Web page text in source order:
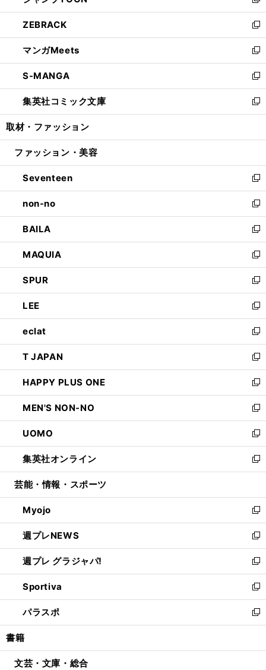
開
く
ウ
で
開
く
ン
ド
ウ
で
開
く
ウ
ィ
ン
ド
ウ
で
開
く
し
い
ウ
ィ
ン
ド
ウ
で
開
ZEBRACK
新
し
い
ウ
ィ
ン
ド
ウ
開
マンガMeets
新
し
い
ウ
ィ
ン
ウ
開
く
S-MANGA
新
し
い
ウ
ン
ウ
で
開
く
集英社コミック文庫
新
し
ウ
ン
ド
ウ
で
開
く
取材・ファッション
ファッション・美容
Seventeen
新
し
い
ウ
ィ
ン
ド
ウ
で
開
く
non-no
新
し
い
ウ
ィ
ン
ド
ウ
で
開
く
BAILA
新
し
い
ウ
ィ
ン
ド
ウ
で
開
く
MAQUIA
新
し
い
ウ
ィ
ン
ド
ウ
で
開
く
SPUR
新
し
い
ウ
ィ
ン
ド
ウ
で
開
く
LEE
新
し
い
ウ
ィ
ン
ド
ウ
で
開
く
eclat
新
し
い
ウ
ィ
ン
ド
ウ
で
開
く
T JAPAN
新
し
い
ウ
ィ
ン
ド
ウ
で
開
HAPPY PLUS ONE
新
し
い
ウ
ィ
ン
ド
ウ
開
く
MEN'S NON-NO
新
し
い
ウ
ィ
ン
ウ
で
開
く
UOMO
新
し
い
ウ
ン
ド
ウ
で
開
く
集英社オンライン
新
し
ウ
ィ
ン
ド
ウ
で
開
く
芸能・情報・スポーツ
Myojo
新
し
い
ウ
ィ
ン
ド
ウ
で
開
週プレNEWS
新
し
い
ウ
ィ
ン
ド
ウ
開
週プレ グラジャパ!
新
し
い
ウ
ィ
ン
ウ
Sportiva
新
し
い
ウ
ン
パラスポ
新
し
ウ
書籍
文芸・文庫・総合